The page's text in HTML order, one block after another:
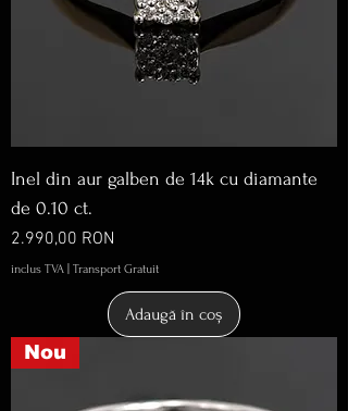
Inel din aur galben de 14k cu diamante
de 0.10 ct.
Preț
2.990,00 RON
inclus TVA Transport Gratuit
Adaugă în coș
Nou